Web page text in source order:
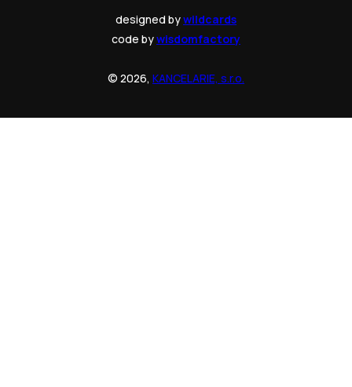
designed bywildcards
code bywisdomfactory
© 2026, KANCELARIE, s.r.o.